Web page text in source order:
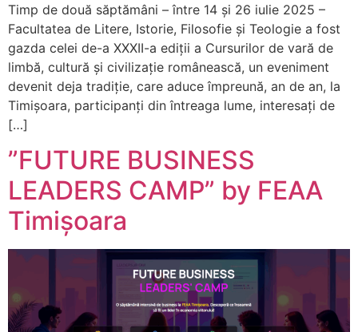
Timp de două săptămâni – între 14 și 26 iulie 2025 –
Facultatea de Litere, Istorie, Filosofie și Teologie a fost
gazda celei de-a XXXII-a ediții a Cursurilor de vară de
limbă, cultură și civilizație românească, un eveniment
devenit deja tradiție, care aduce împreună, an de an, la
Timișoara, participanți din întreaga lume, interesați de
[…]
”FUTURE BUSINESS
LEADERS CAMP” by FEAA
Timișoara